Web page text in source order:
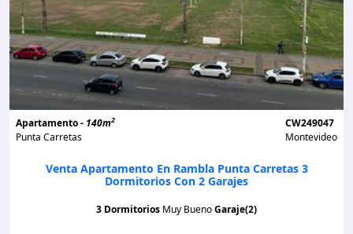
Apartamento - 140m2
Punta Carretas
CW249047
Montevideo
Venta Apartamento En Rambla Punta Carretas 3
Dormitorios Con 2 Garajes
3 Dormitorios Muy BuenoGaraje(2)